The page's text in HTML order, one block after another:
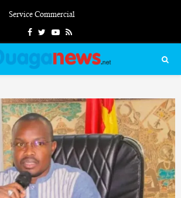
Service Commercial
FacebookTwitterYoutube
Rss